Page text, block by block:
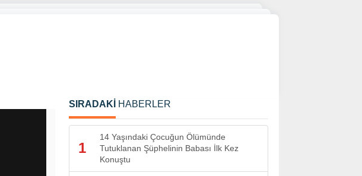
SIRADAKİ HABERLER
1
14 Yaşındaki Çocuğun Ölümünde
Tutuklanan Şüphelinin Babası İlk Kez
Konuştu